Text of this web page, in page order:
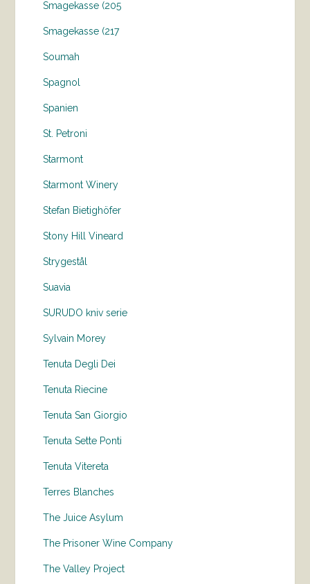
Smagekasse (205
Smagekasse (217
Soumah
Spagnol
Spanien
St. Petroni
Starmont
Starmont Winery
Stefan Bietighöfer
Stony Hill Vineard
Strygestål
Suavia
SURUDO kniv serie
Sylvain Morey
Tenuta Degli Dei
Tenuta Riecine
Tenuta San Giorgio
Tenuta Sette Ponti
Tenuta Vitereta
Terres Blanches
The Juice Asylum
The Prisoner Wine Company
The Valley Project